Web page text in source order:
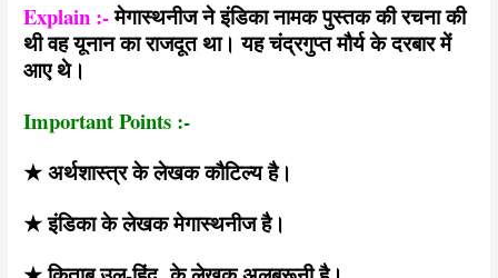
Explain :-मेगास्थनीज ने इंडिका नामक पुस्तक की रचना की
थी वह यूनान का राजदूत था। यह चंद्रगुप्त मौर्य के दरबार में
आए थे।
Important Points :-
★ अर्थशास्त्र के लेखक कौटिल्य है।
★ इंडिका के लेखक मेगास्थनीज है।